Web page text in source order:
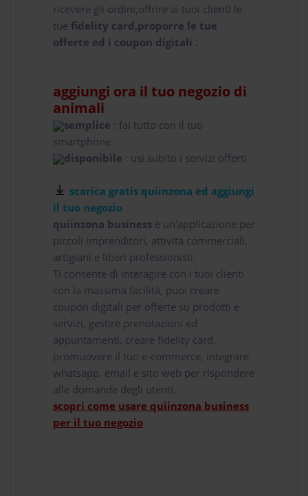
ricevere gli ordini,offrire ai tuoi clienti le
tue fidelity card,proporre le tue
offerte ed i coupon digitali .
aggiungi ora il tuo negozio di
animali
semplice : fai tutto con il tuo
smartphone
disponibile : usi subito i servizi offerti
scarica gratis quiinzona ed aggiungi
il tuo negozio
quiinzona business è un'applicazione per
piccoli imprenditori, attività commerciali,
artigiani e liberi professionisti.
Ti consente di interagire con i tuoi clienti
con la massima facilità, puoi creare
coupon digitali per offerte su prodotti e
servizi, gestire prenotazioni ed
appuntamenti, creare fidelity card,
promuovere il tuo e-commerce, integrare
whatsapp, email e sito web per rispondere
alle domande degli utenti.
scopri come usare quiinzona business
per il tuo negozio